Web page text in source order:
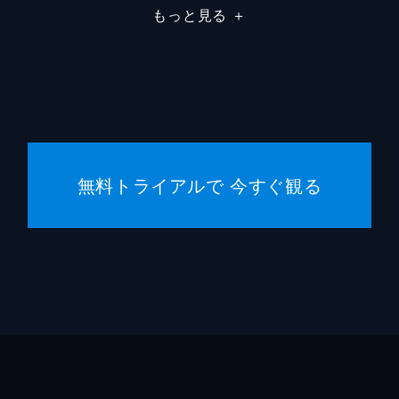
もっと見る ＋
無料トライアルで 今すぐ観る